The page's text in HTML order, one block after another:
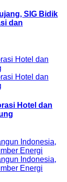
SIG Bidik
dan
Hotel dan